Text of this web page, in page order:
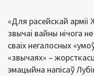
«Для расейскай арміі
звычаі вайны нічога
сваіх негалосных
«звычаях» –
эмацыйна напісаў